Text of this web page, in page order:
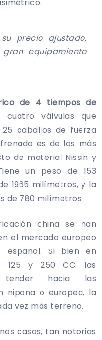
precio ajustado,
equipamiento
de 4 tiempos de
válvulas que
caballos de fuerza
es de los más
de material Nissin y
un peso de 153
1965 milímetros, y la
de 780 milímetros.
china se han
el mercado europeo
español. Si bien en
125 y 250 CC. las
tender hacia las
nipona o europea, la
vez más terreno.
casos, tan notorias